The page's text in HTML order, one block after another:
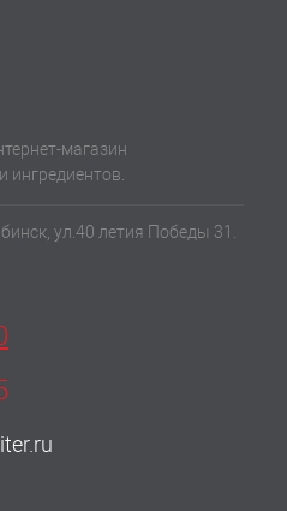
магазин
ингредиентов.
ул.40 летия Победы 31.